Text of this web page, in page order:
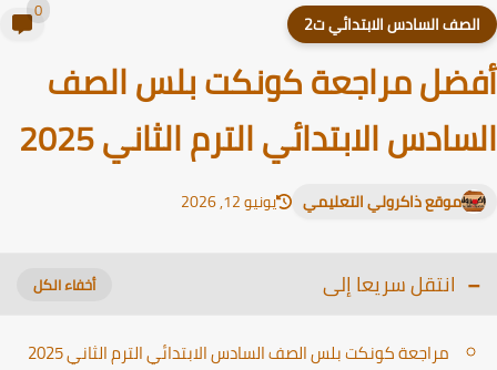
السادس الابتدائي ت2
مراجعة كونكت بلس الصف
الابتدائي الترم الثاني 2025
موقع ذاكرولي التعليمي يونيو 12, 2026
انتقل سريعا إلى
مراجعة كونكت بلس الصف السادس الابتدائي الترم الثاني 2025